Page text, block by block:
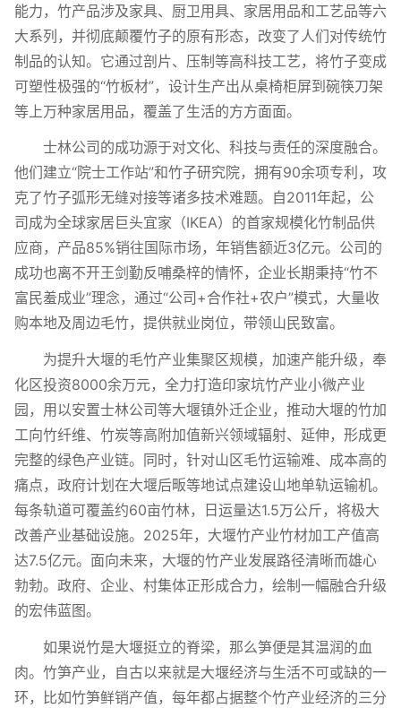
能力，竹产品涉及家具、厨卫用具、家居用品和工艺品等六
大系列，并彻底颠覆竹子的原有形态，改变了人们对传统竹
制品的认知。它通过剖片、压制等高科技工艺，将竹子变成
可塑性极强的“竹板材”，设计生产出从桌椅柜屏到碗筷刀架
等上万种家居用品，覆盖了生活的方方面面。
士林公司的成功源于对文化、科技与责任的深度融合。
他们建立“院士工作站”和竹子研究院，拥有90余项专利，攻
克了竹子弧形无缝对接等诸多技术难题。自2011年起，公
司成为全球家居巨头宜家（IKEA）的首家规模化竹制品供
应商，产品85%销往国际市场，年销售额近3亿元。公司的
成功也离不开王剑勤反哺桑梓的情怀，企业长期秉持“竹不
富民羞成业”理念，通过“公司+合作社+农户”模式，大量收
购本地及周边毛竹，提供就业岗位，带领山民致富。
为提升大堰的毛竹产业集聚区规模，加速产能升级，奉
化区投资8000余万元，全力打造印家坑竹产业小微产业
园，用以安置士林公司等大堰镇外迁企业，推动大堰的竹加
工向竹纤维、竹炭等高附加值新兴领域辐射、延伸，形成更
完整的绿色产业链。同时，针对山区毛竹运输难、成本高的
痛点，政府计划在大堰后畈等地试点建设山地单轨运输机。
每条轨道可覆盖约60亩竹林，日运量达1.5万公斤，将极大
改善产业基础设施。2025年，大堰竹产业竹材加工产值高
达7.5亿元。面向未来，大堰的竹产业发展路径清晰而雄心
勃勃。政府、企业、村集体正形成合力，绘制一幅融合升级
的宏伟蓝图。
如果说竹是大堰挺立的脊梁，那么笋便是其温润的血
肉。竹笋产业，自古以来就是大堰经济与生活不可或缺的一
环，比如竹笋鲜销产值，每年都占据整个竹产业经济的三分